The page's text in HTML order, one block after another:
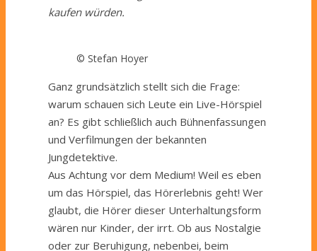
kaufen würden.
© Stefan Hoyer
Ganz grundsätzlich stellt sich die Frage:
warum schauen sich Leute ein Live-Hörspiel
an? Es gibt schließlich auch Bühnenfassungen
und Verfilmungen der bekannten
Jungdetektive.
Aus Achtung vor dem Medium! Weil es eben
um das Hörspiel, das Hörerlebnis geht! Wer
glaubt, die Hörer dieser Unterhaltungsform
wären nur Kinder, der irrt. Ob aus Nostalgie
oder zur Beruhigung, nebenbei, beim